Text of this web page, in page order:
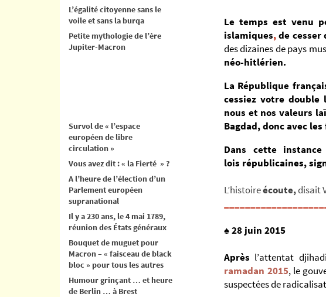
Le temps est venu
islamiques,de cesser
des dizaines de pays
néo-hitlérien.
La République
cessiez votre double
nous et nos valeurs
Bagdad, donc avec
Dans cette
lois républicaines, s
L’histoireécoute,disait
♠28 juin 2015
Après l’attentat
ramadan 2015, le
suspectées de
L’égalité citoyenne sans le
voile et sans la burqa
Petite mythologie de l’ère
Jupiter-Macron
Survol de « l’espace
européen de libre
circulation »
Vous avez dit : « la Fierté » ?
A l’heure de l’élection d’un
Parlement européen
supranational
Il y a 230 ans, le 4 mai 1789,
réunion des États généraux
Bouquet de muguet pour
Macron – « faisceau de black
bloc » pour tous les autres
Humour grinçant … et heure
de Berlin … à Brest